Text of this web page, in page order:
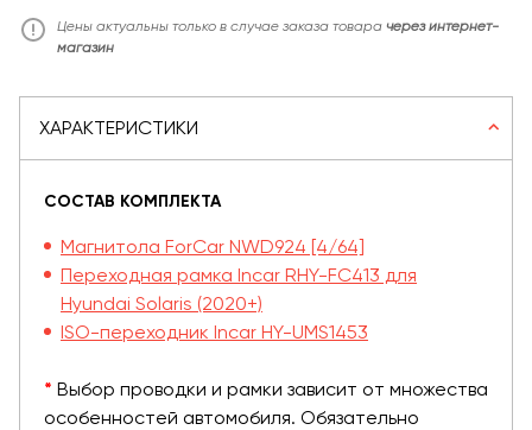
Цены актуальны только в случае заказа товара через интернет-
магазин
ХАРАКТЕРИСТИКИ
СОСТАВ КОМПЛЕКТА
Магнитола ForCar NWD924 [4/64]
Переходная рамка Incar RHY-FC413 для
Hyundai Solaris (2020+)
ISO-переходник Incar HY-UMS1453
* Выбор проводки и рамки зависит от множества
особенностей автомобиля. Обязательно